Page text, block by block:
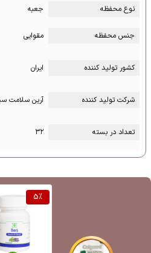
نوع محفظه
جعبه
جنس محفظه مقوایی
کشور تولید کننده ایران
شرکت تولید کننده آرین سلامت
تعداد در بسته ۳۲
5%